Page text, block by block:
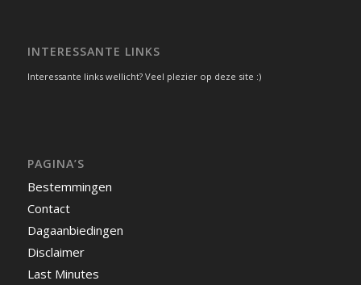
INTERESSANTE LINKS
Interessante links wellicht? Veel plezier op deze site :)
PAGINA’S
Bestemmingen
Contact
Dagaanbiedingen
Disclaimer
Last Minutes